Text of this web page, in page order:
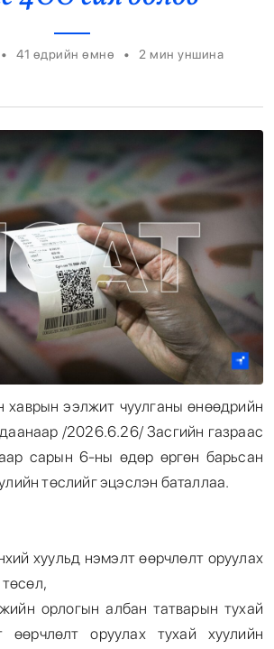
• 41 өдрийн өмнө • 2 мин уншина
ээлжит чуулганы өнөөдрийн
/2026.6.26/ Засгийн газраас
сарын 6-ны өдөр өргөн барьсан
төслийг эцэслэн баталлаа.
хуульд нэмэлт өөрчлөлт оруулах
орлогын албан татварын тухай
өөрчлөлт оруулах тухай хуулийн